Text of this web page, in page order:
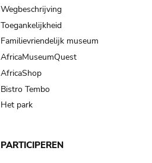
Wegbeschrijving
Toegankelijkheid
Familievriendelijk museum
AfricaMuseumQuest
AfricaShop
Bistro Tembo
Het park
PARTICIPEREN